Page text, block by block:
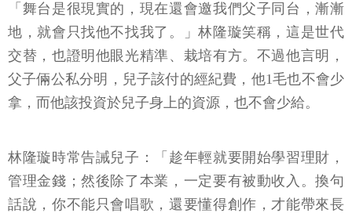
「舞台是很現實的，現在還會邀我們父子同台，漸漸
地，就會只找他不找我了。」林隆璇笑稱，這是世代
交替，也證明他眼光精準、栽培有方。不過他言明，
父子倆公私分明，兒子該付的經紀費，他1毛也不會少
拿，而他該投資於兒子身上的資源，也不會少給。
林隆璇時常告誡兒子：「趁年輕就要開始學習理財，
管理金錢；然後除了本業，一定要有被動收入。換句
話說，你不能只會唱歌，還要懂得創作，才能帶來長